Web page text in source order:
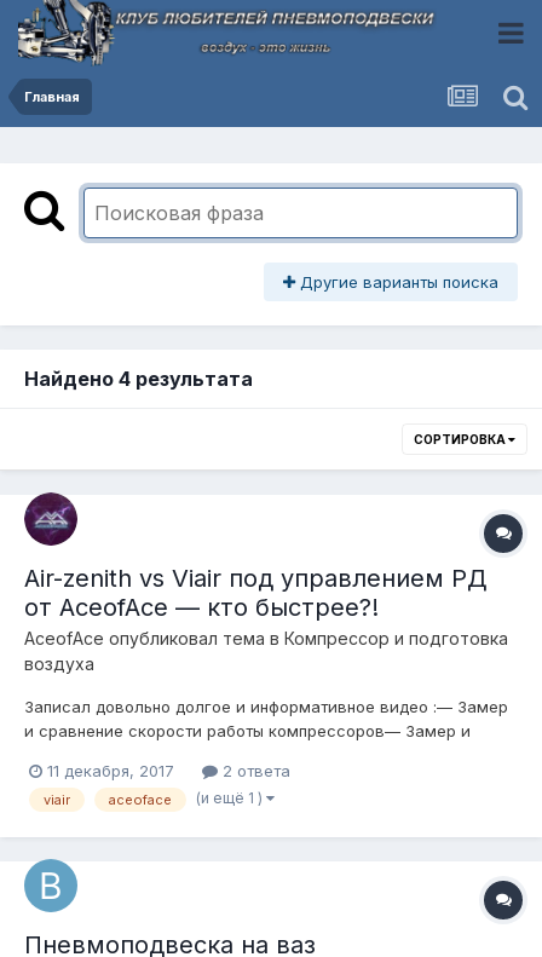
Главная
Другие варианты поиска
Найдено 4 результата
СОРТИРОВКА
Air-zenith vs Viair под управлением РД
от AceofAce — кто быстрее?!
AceofAce опубликовал тема в Компресcор и подготовка
воздуха
Записал довольно долгое и информативное видео :— Замер
и сравнение скорости работы компрессоров— Замер и
РД от AceofAce— Сравнение толщины проводов — какими
подключать— Замер потери на проводе от акб до
11 декабря, 2017 2 ответа
viair aceoface (и ещё 1 )
Пневмоподвеска на ваз